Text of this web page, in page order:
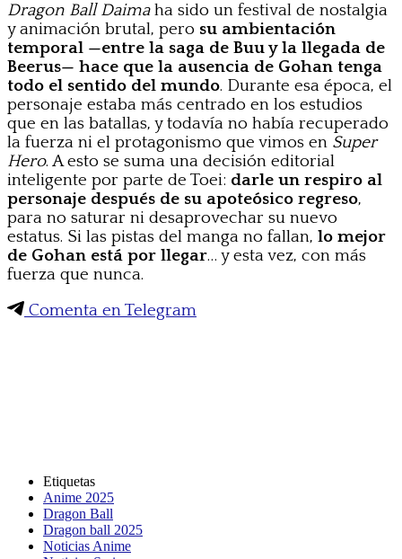
Dragon Ball Daimaha sido un festival de nostalgia
y animación brutal, pero su ambientación
temporal —entre la saga de Buu y la llegada de
Beerus— hace que la ausencia de Gohan tenga
todo el sentido del mundo. Durante esa época, el
personaje estaba más centrado en los estudios
que en las batallas, y todavía no había recuperado
la fuerza ni el protagonismo que vimos en Super
Hero. A esto se suma una decisión editorial
inteligente por parte de Toei: darle un respiro al
personaje después de su apoteósico regreso,
para no saturar ni desaprovechar su nuevo
estatus. Si las pistas del manga no fallan, lo mejor
de Gohan está por llegar… y esta vez, con más
fuerza que nunca.
Comenta en Telegram
Etiquetas
Anime 2025
Dragon Ball
Dragon ball 2025
Noticias Anime